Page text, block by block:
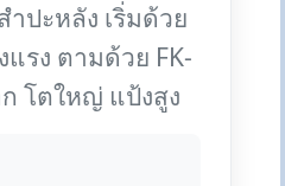
ปะหลัง เริ่มด้วย
แรง ตามด้วย FK-
โตใหญ่ แป้งสูง